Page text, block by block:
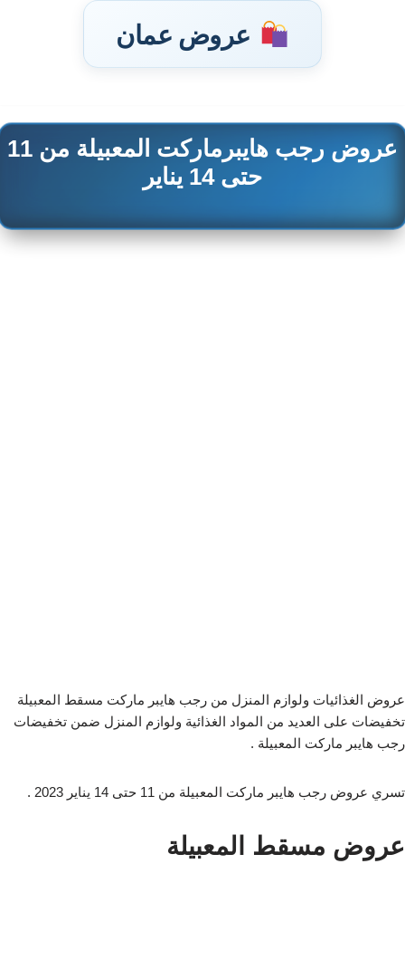
عروض عمان
تخطى
إلى
عروض رجب هايبرماركت المعبيلة من 11
حتى 14 يناير
عروض الغذائيات ولوازم المنزل من رجب هايبر ماركت مسقط المعبيلة
تخفيضات على العديد من المواد الغذائية ولوازم المنزل ضمن تخفيضات
رجب هايبر ماركت المعبيلة .
تسري عروض رجب هايبر ماركت المعبيلة من 11 حتى 14 يناير 2023 .
عروض مسقط المعبيلة